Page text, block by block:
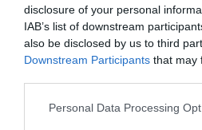
disclosure of your personal
IAB’s list of downstream
also be disclosed by us to third
Downstream Participants that may
Please note that this website/app
Personal Data Processing